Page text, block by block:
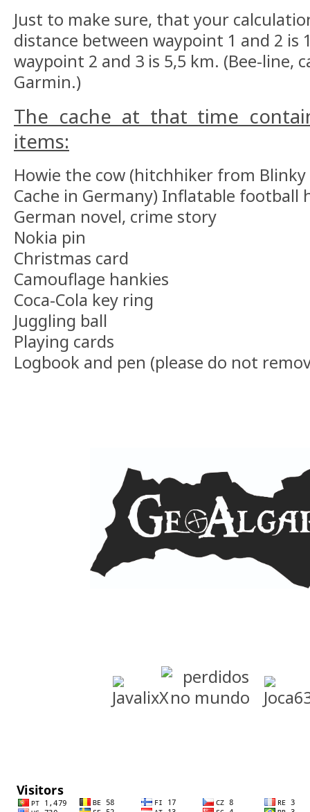
Just to make sure, that your
distance between waypoint 1 and 2 is
waypoint 2 and 3 is 5,5 km. (Bee-line,
Garmin.)
The cache at that time
items:
Howie the cow (hitchhiker from Blinky
Cache in Germany) Inflatable football
German novel, crime story
Nokia pin
Christmas card
Camouflage hankies
Coca-Cola key ring
Juggling ball
Playing cards
Logbook and pen (please do not